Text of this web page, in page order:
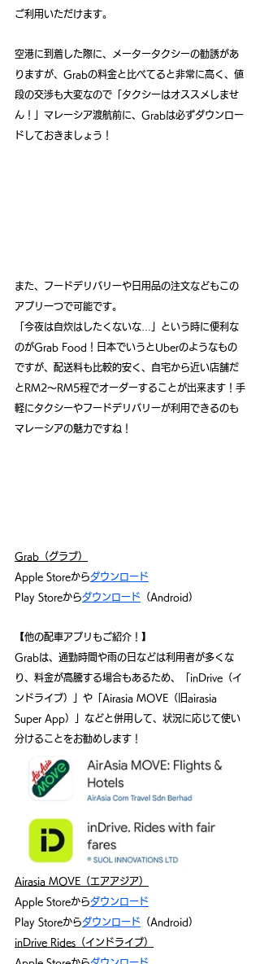
ご利用いただけます。
空港に到着した際に、メータータクシーの勧誘があ
りますが、Grabの料金と比べてると非常に高く、値
段の交渉も大変なので「タクシーはオススメしませ
ん！」マレーシア渡航前に、Grabは必ずダウンロー
ドしておきましょう！
また、フードデリバリーや日用品の注文などもこの
アプリ一つで可能です。
「今夜は自炊はしたくないな…」という時に便利な
のがGrab Food！日本でいうとUberのようなもの
ですが、配送料も比較的安く、自宅から近い店舗だ
とRM2～RM5程でオーダーすることが出来ます！手
軽にタクシーやフードデリバリーが利用できるのも
マレーシアの魅力ですね！
Grab（グラブ）
Apple Storeからダウンロード
Play Storeからダウンロード （Android）
【他の配車アプリもご紹介！】
Grabは、通勤時間や雨の日などは利用者が多くな
り、料金が高騰する場合もあるため、「inDrive（イ
ンドライブ）」や「Airasia MOVE（旧airasia
Super App）」などと併用して、状況に応じて使い
分けることをお勧めします！
Airasia MOVE（エアアジア）
Apple Storeからダウンロード
Play Storeからダウンロード （Android）
inDrive Rides（インドライブ）